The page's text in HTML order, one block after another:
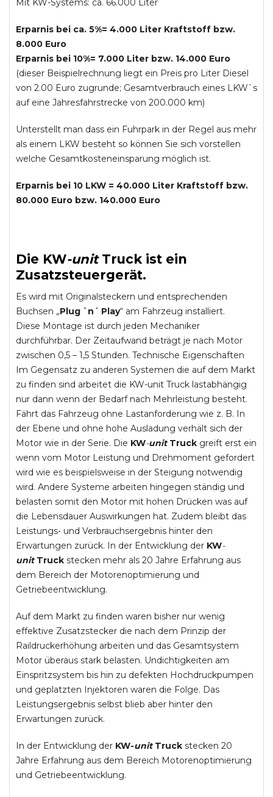
Mit KW-Systems: ca. 66.000 Liter
Erparnis bei ca. 5%= 4.000 Liter Kraftstoff bzw.
8.000 Euro
Erparnis bei 10%= 7.000 Liter bzw. 14.000 Euro
(dieser Beispielrechnung liegt ein Preis pro Liter Diesel
von 2.00 Euro zugrunde; Gesamtverbrauch eines LKW`s
auf eine Jahresfahrstrecke von 200.000 km)
Unterstellt man dass ein Fuhrpark in der Regel aus mehr
als einem LKW besteht so können Sie sich vorstellen
welche Gesamtkosteneinsparung möglich ist.
Erparnis bei 10 LKW = 40.000 Liter Kraftstoff bzw.
80.000 Euro bzw. 140.000 Euro
Die KW-unit Truckist ein
Zusatzsteuergerät.
Es wird mit Originalsteckern und entsprechenden
Buchsen „Plug `n´ Play“ am Fahrzeug installiert.
Diese Montage ist durch jeden Mechaniker
durchführbar. Der Zeitaufwand beträgt je nach Motor
zwischen 0,5 – 1,5 Stunden. Technische Eigenschaften
Im Gegensatz zu anderen Systemen die auf dem Markt
zu finden sind arbeitet die KW-unit Truck lastabhängig
nur dann wenn der Bedarf nach Mehrleistung besteht.
Fährt das Fahrzeug ohne Lastanforderung wie z. B. In
der Ebene und ohne hohe Ausladung verhält sich der
Motor wie in der Serie. Die KW-unit Truck greift erst ein
wenn vom Motor Leistung und Drehmoment gefordert
wird wie es beispielsweise in der Steigung notwendig
wird. Andere Systeme arbeiten hingegen ständig und
belasten somit den Motor mit hohen Drücken was auf
die Lebensdauer Auswirkungen hat. Zudem bleibt das
Leistungs- und Verbrauchsergebnis hinter den
Erwartungen zurück. In der Entwicklung der KW-
unit Truck stecken mehr als 20 Jahre Erfahrung aus
dem Bereich der Motorenoptimierung und
Getriebeentwicklung.
Auf dem Markt zu finden waren bisher nur wenig
effektive Zusatzstecker die nach dem Prinzip der
Raildruckerhöhung arbeiten und das Gesamtsystem
Motor überaus stark belasten. Undichtigkeiten am
Einspritzsystem bis hin zu defekten Hochdruckpumpen
und geplatzten Injektoren waren die Folge. Das
Leistungsergebnis selbst blieb aber hinter den
Erwartungen zurück.
In der Entwicklung der KW-unitTruck stecken 20
Jahre Erfahrung aus dem Bereich Motorenoptimierung
und Getriebeentwicklung.